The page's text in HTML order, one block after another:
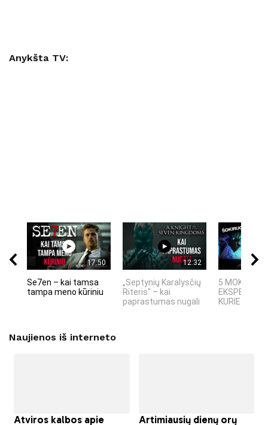
Anykšta TV:
17:50
Se7en – kai tamsa
tampa meno kūriniu
12:32
„Septynių Karalysčių
Riteris" – kai
paprastumas nugali
5 MOKSLINIAI
KURIE
Naujienos iš interneto